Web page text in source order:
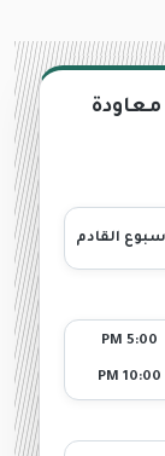
القادم
5:00 PM
10:00 PM